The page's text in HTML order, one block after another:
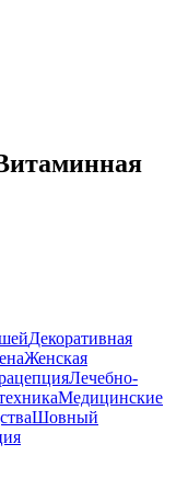
Декоративная
Женская
Лечебно-
Медицинские
Шовный